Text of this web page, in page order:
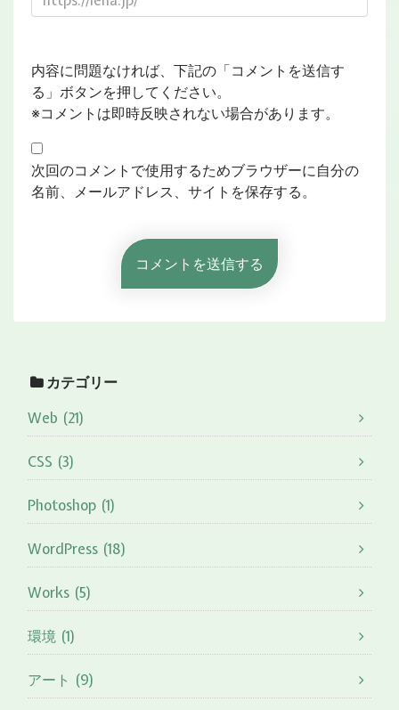
内容に問題なければ、下記の「コメントを送信す
る」ボタンを押してください。
※コメントは即時反映されない場合があります。
次回のコメントで使用するためブラウザーに自分の
名前、メールアドレス、サイトを保存する。
カテゴリー
Web (21)
CSS (3)
Photoshop (1)
WordPress (18)
Works (5)
環境 (1)
アート (9)